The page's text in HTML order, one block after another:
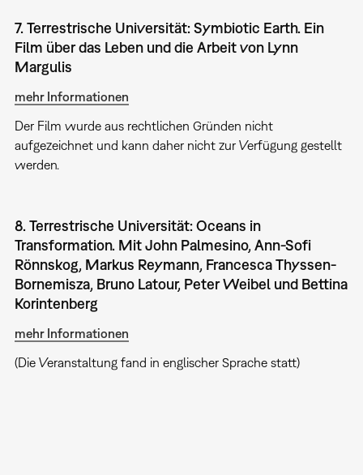
7. Terrestrische Universität: Symbiotic Earth. Ein
Film über das Leben und die Arbeit von Lynn
Margulis
mehr Informationen
Der Film wurde aus rechtlichen Gründen nicht
aufgezeichnet und kann daher nicht zur Verfügung gestellt
werden.
8. Terrestrische Universität: Oceans in
Transformation. Mit John Palmesino, Ann-Sofi
Rönnskog, Markus Reymann, Francesca Thyssen-
Bornemisza, Bruno Latour, Peter Weibel und Bettina
Korintenberg
mehr Informationen
(Die Veranstaltung fand in englischer Sprache statt)